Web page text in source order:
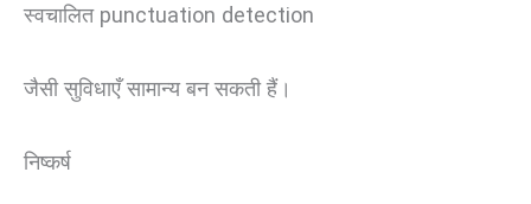
स्वचालित punctuation detection
जैसी सुविधाएँ सामान्य बन सकती हैं।
निष्कर्ष